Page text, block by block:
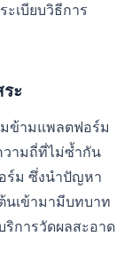
เบียบวิธีการ
ะ
ข้ามแพลตฟอร์ม
วามถี่ที่ไม่ซ้ำกัน
ร์ม ซึ่งนำปัญหา
นเข้ามามีบทบาท
การวัดผลสะอาด